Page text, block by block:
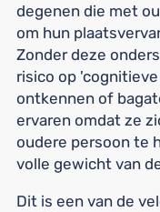
degenen die met
om hun
Zonder deze
risico op
ontkennen of
ervaren omdat ze
oudere persoon te
volle gewicht van
Dit is een van de